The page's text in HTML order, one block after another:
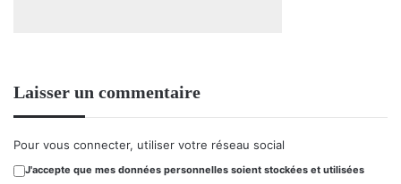
Laisser un commentaire
Pour vous connecter, utiliser votre réseau social
J'accepte que mes données personnelles soient stockées et utilisées